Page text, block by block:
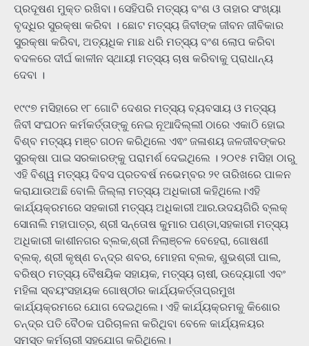
ପ୍ରଦୂଷଣ ମୁକ୍ତ ରଖିବା। ସେହିପରି ମତ୍ସ୍ୟ ବଂଶ ଓ ତାହାର ସଂଖ୍ୟା
ବୃଦ୍ଧିର ସୁରକ୍ଷା କରିବା । ଛୋଟ ମତ୍ସ୍ୟ ଜିବୀଙ୍କ ଜୀବନ ଜୀବିକାର
ସୁରକ୍ଷା କରିବା, ଅତ୍ୟଧିକ ମାଛ ଧରି ମତ୍ସ୍ୟ ବଂଶ ଲୋପ କରିବା
ବଦଳରେ ଦୀର୍ଘ କାଳୀନ ସ୍ଥାୟୀ ମତ୍ସ୍ୟ ଚାଷ କରିବାକୁ ପ୍ରାଧାନ୍ୟ
ଦେବା ।
୧୯୯୭ ମସିହାରେ ୧୮ ଗୋଟି ଦେଶର ମତ୍ସ୍ୟ ବ୍ୟବସାୟ ଓ ମତ୍ସ୍ୟ
ଜିବୀ ସଂଘଠନ କର୍ମକର୍ତ୍ତାଙ୍କୁ ନେଇ ନୂଆଦିଲ୍ଲୀ ଠାରେ ଏକାଠି ହୋଇ
ବିଶ୍ବ ମତ୍ସ୍ୟ ମଞ୍ଚ ଗଠନ କରିଥିଲେ ଏଵଂ ଜଳାଶୟ ଜଳଜୀବଙ୍କର
ସୁରକ୍ଷା ପାଇ ସରକାରଙ୍କୁ ପରାମର୍ଶ ଦେଇଥିଲେ । ୨୦୧୫ ମସିହା ଠାରୁ
ଏହି ବିଶ୍ୱ ମତ୍ସ୍ୟ ଦିବସ ପ୍ରତବର୍ଷ ନଭେମ୍ବର ୨୧ ତାରିଖରେ ପାଳନ
କରାଯାଉଅଛି ବୋଲି ଜିଲ୍ଲା ମତ୍ସ୍ୟ ଅଧିକାରୀ କହିଥିଲେ।ଏହି
କାର୍ଯ୍ୟକ୍ରମରେ ସହକାରୀ ମତ୍ସ୍ୟ ଅଧିକାରୀ ଆର.ଉଦୟଗିରି ବ୍ଲକ୍
ସୋନାଲି ମହାପାତ୍ର, ଶ୍ରୀ ସନ୍ତୋଷ କୁମାର ପଣ୍ଡା,ସହକାରୀ ମତ୍ସ୍ୟ
ଅଧିକାରୀ କାଶୀନଗର ବ୍ଲକ,ଶ୍ରୀ ନିଲାଞ୍ଚଳ ବେହେରା, ଗୋଷଣୀ
ବ୍ଲକ୍, ଶ୍ରୀ କୃଷ୍ଣ ଚନ୍ଦ୍ର ଶବର, ମୋହନା ବ୍ଲକ, ଶୁଭଶ୍ରୀ ପାଲ,
ବରିଷ୍ଠ ମତ୍ସ୍ୟ ବୈଷୟିକ ସହାୟକ, ମତ୍ସ୍ୟ ଚାଷୀ, ଉଦ୍ୟୋଗୀ ଏବଂ
ମହିଳା ସ୍ବୟଂସହାୟକ ଗୋଷ୍ଠୀର କାର୍ଯ୍ୟକର୍ତ୍ତାପ୍ରମୁଖ
କାର୍ଯ୍ୟକ୍ରମରେ ଯୋଗ ଦେଇଥିଲେ। ଏହି କାର୍ଯ୍ୟକ୍ରମକୁ କିଶୋର
ଚନ୍ଦ୍ର ପତି ବୈଠକ ପରିଚାଳନା କରିଥିବା ବେଳେ କାର୍ଯ୍ୟଳୟର
ସମସ୍ତ କର୍ମଚାରୀ ସହଯୋଗ କରିଥିଲେ।